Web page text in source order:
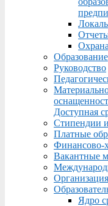
Образование
Руководство
Доступная
Стипендии
Платные
Финансово-
Вакантные
Ядро